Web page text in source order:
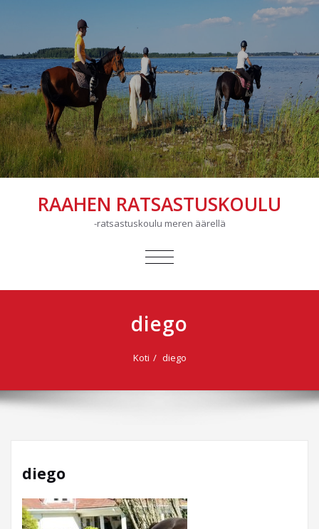
RAAHEN RATSASTUSKOULU
-ratsastuskoulu meren äärellä
AVAA/SULJE
diego
Koti diego
diego